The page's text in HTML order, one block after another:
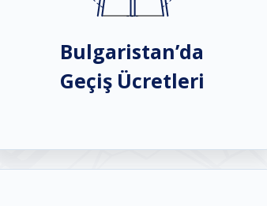
Bulgaristan’da
Geçiş Ücretleri